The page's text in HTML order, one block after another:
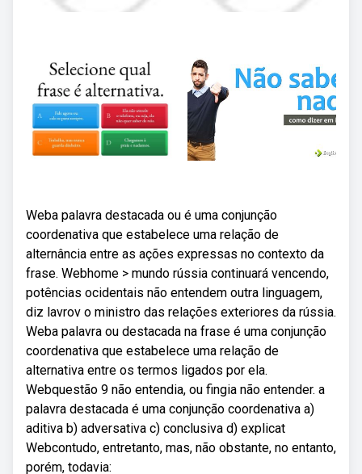
Weba palavra destacada ou é uma conjunção
coordenativa que estabelece uma relação de
alternância entre as ações expressas no contexto da
frase. Webhome > mundo rússia continuará vencendo,
potências ocidentais não entendem outra linguagem,
diz lavrov o ministro das relações exteriores da rússia.
Weba palavra ou destacada na frase é uma conjunção
coordenativa que estabelece uma relação de
alternativa entre os termos ligados por ela.
Webquestão 9 não entendia, ou fingia não entender. a
palavra destacada é uma conjunção coordenativa a)
aditiva b) adversativa c) conclusiva d) explicat
Webcontudo, entretanto, mas, não obstante, no entanto,
porém, todavia: